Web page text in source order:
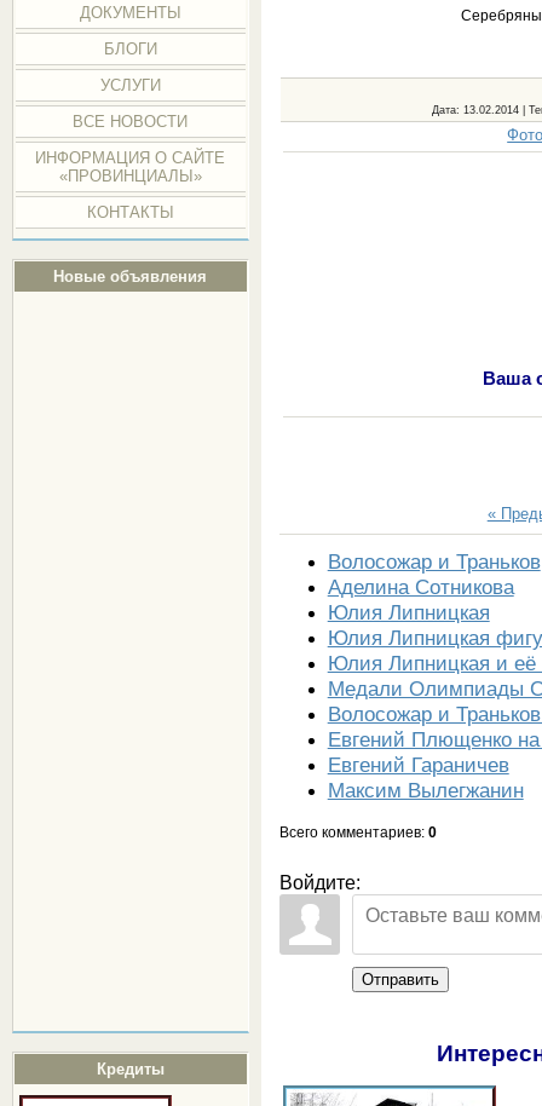
ДОКУМЕНТЫ
БЛОГИ
УСЛУГИ
ВСЕ НОВОСТИ
ИНФОРМАЦИЯ О САЙТЕ
«ПРОВИНЦИАЛЫ»
КОНТАКТЫ
Новые объявления
Кредиты
Дата: 13.02.2014 |
Ваша
«
Волосожар и Траньков
Аделина Сотникова
Юлия Липницкая
Юлия Липницкая
Юлия Липницкая и её
Медали Олимпиады
Волосожар и
Евгений Плющенко
Евгений Гараничев
Максим Вылегжанин
Всего комментариев: 0
Войдите:
Отправить